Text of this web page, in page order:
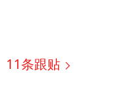
11条跟贴